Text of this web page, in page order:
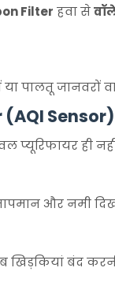
Filter हवा से
या पालतू जानवरों
Sensor)
प्यूरिफायर ही
और नमी
बंद करनी